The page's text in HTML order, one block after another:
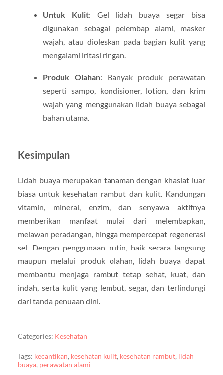
Untuk Kulit: Gel lidah buaya segar bisa
digunakan sebagai pelembap alami, masker
wajah, atau dioleskan pada bagian kulit yang
mengalami iritasi ringan.
Produk Olahan: Banyak produk perawatan
seperti sampo, kondisioner, lotion, dan krim
wajah yang menggunakan lidah buaya sebagai
bahan utama.
Kesimpulan
Lidah buaya merupakan tanaman dengan khasiat luar
biasa untuk kesehatan rambut dan kulit. Kandungan
vitamin, mineral, enzim, dan senyawa aktifnya
memberikan manfaat mulai dari melembapkan,
melawan peradangan, hingga mempercepat regenerasi
sel. Dengan penggunaan rutin, baik secara langsung
maupun melalui produk olahan, lidah buaya dapat
membantu menjaga rambut tetap sehat, kuat, dan
indah, serta kulit yang lembut, segar, dan terlindungi
dari tanda penuaan dini.
Categories: Kesehatan
Tags: kecantikan, kesehatan kulit, kesehatan rambut, lidah
buaya, perawatan alami